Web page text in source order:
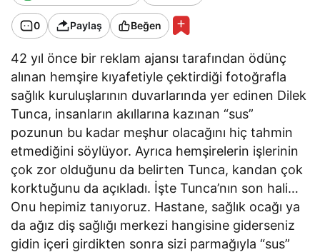
0 Paylaş Beğen
42 yıl önce bir reklam ajansı tarafından ödünç
alınan hemşire kıyafetiyle çektirdiği fotoğrafla
sağlık kuruluşlarının duvarlarında yer edinen Dilek
Tunca, insanların akıllarına kazınan “sus”
pozunun bu kadar meşhur olacağını hiç tahmin
etmediğini söylüyor. Ayrıca hemşirelerin işlerinin
çok zor olduğunu da belirten Tunca, kandan çok
korktuğunu da açıkladı. İşte Tunca’nın son hali…
Onu hepimiz tanıyoruz. Hastane, sağlık ocağı ya
da ağız diş sağlığı merkezi hangisine giderseniz
gidin içeri girdikten sonra sizi parmağıyla “sus”